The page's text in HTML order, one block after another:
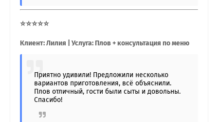
⭐⭐⭐⭐⭐
Клиент: Лилия | Услуга: Плов + консультация по меню
Приятно удивили! Предложили несколько
вариантов приготовления, всё объяснили.
Плов отличный, гости были сыты и довольны.
Спасибо!